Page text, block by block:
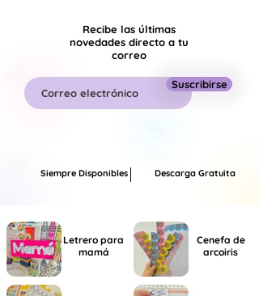
Suscribirse
Recibe las últimas
novedades directo a tu
correo
Siempre Disponibles Descarga Gratuita
Letrero para
mamá
Cenefa de
arcoiris